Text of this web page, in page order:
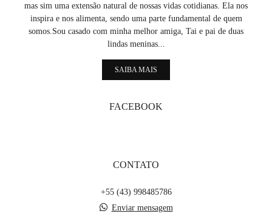
mas sim uma extensão natural de nossas vidas cotidianas. Ela nos
inspira e nos alimenta, sendo uma parte fundamental de quem
somos.Sou casado com minha melhor amiga, Tai e pai de duas
lindas meninas...
SAIBA MAIS
FACEBOOK
CONTATO
+55 (43) 998485786
Enviar mensagem